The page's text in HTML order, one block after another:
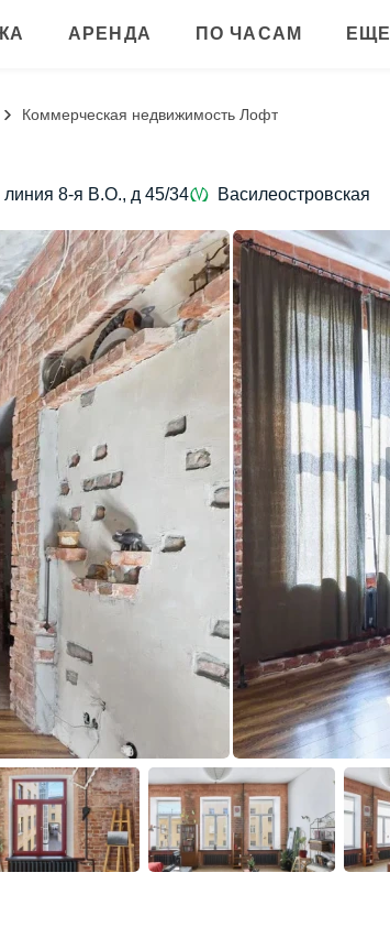
АРЕНДА ПО ЧАСАМ ЕЩЕ
Коммерческая недвижимость Лофт
линия 8-я В.О., д 45/34 Василеостровская